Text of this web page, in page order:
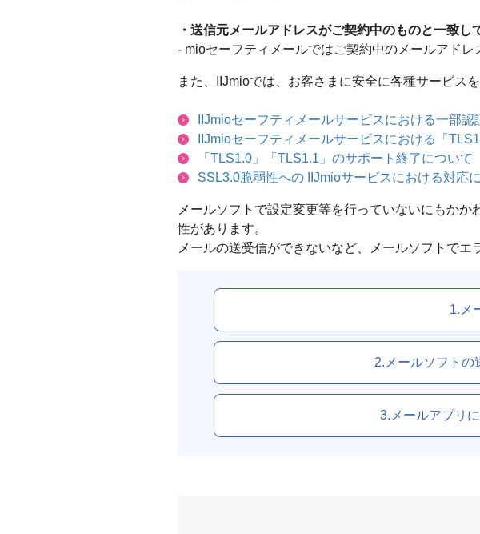
・送信元メールアドレスがご契約中のものと一致し
- mioセーフティメールではご契約中のメールアド
また、IIJmioでは、お客さまに安全に各種サービス
IIJmioセーフティメールサービスにおける一部
IIJmioセーフティメールサービスにおける「
「TLS1.0」「TLS1.1」のサポート終了について
SSL3.0脆弱性への IIJmioサービスにおける対応
メールソフトで設定変更等を行っていないにもか
性があります。
メールの送受信ができないなど、メールソフトで
1.メ
2.メールソフトの
3.メールアプリ